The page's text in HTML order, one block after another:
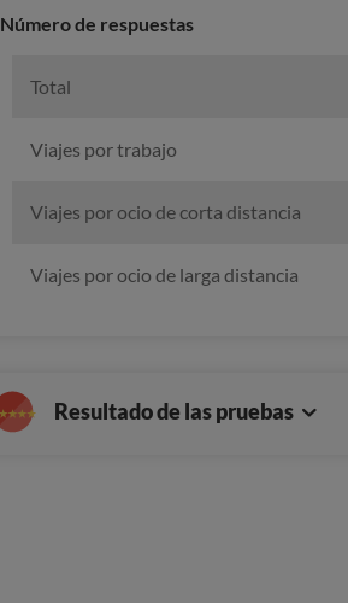
Número de respuestas
Total
Viajes por trabajo
Viajes por ocio de corta distancia
Viajes por ocio de larga distancia
Resultado de las pruebas